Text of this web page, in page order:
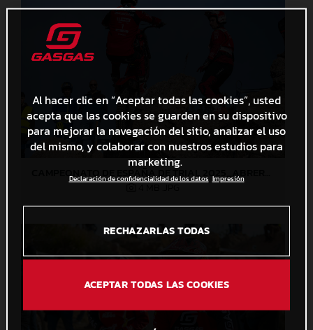
4 MB.JPG
Al hacer clic en “Aceptar todas las cookies”, usted
acepta que las cookies se guarden en su dispositivo
para mejorar la navegación del sitio, analizar el uso
del mismo, y colaborar con nuestros estudios para
marketing.
Declaración de confidencialidad de los datos Impresión
RECHAZARLAS TODAS
ACEPTAR TODAS LAS COOKIES